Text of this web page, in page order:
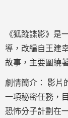
《狐蹤諜影》是
導，改編自王建
故事，主要圍繞
劇情簡介： 影片
一項秘密任務，
恐怖分子計劃在